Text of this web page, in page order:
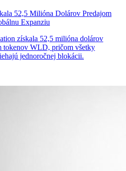
52,5 Milióna Dolárov Predajom
Expanziu
získala 52,5 milióna dolárov
tokenov WLD, pričom všetky
jednoročnej blokácii.